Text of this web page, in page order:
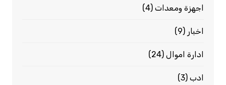
اجهزة ومعدات(4)
اخبار (9)
ادارة اموال(24)
ادب(3)